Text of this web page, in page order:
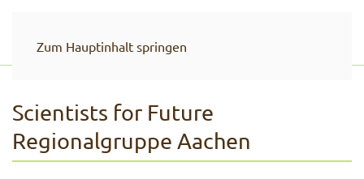
Zum Hauptinhalt springen
Scientists for Future
Regionalgruppe Aachen